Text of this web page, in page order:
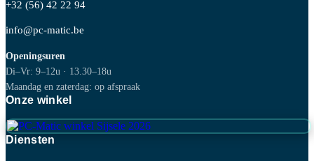
+32 (56) 42 22 94
info@pc-matic.be
Openingsuren
Di–Vr: 9–12u · 13.30–18u
Maandag en zaterdag: op afspraak
Onze winkel
Diensten